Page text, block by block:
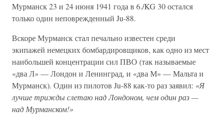
Мурманск 23 и 24 июня 1941 года в 6./KG 30 остался
только один неповрежденный Ju-88.
Вскоре Мурманск стал печально известен среди
экипажей немецких бомбардировщиков, как одно из мест
наибольшей концентрации сил ПВО (так называемые
«два Л» — Лондон и Ленинград, и «два М» — Мальта и
Мурманск). Один из пилотов Ju-88 как-то раз заявил: «Я
лучше трижды слетаю над Лондоном, чем один раз —
над Мурманском!»